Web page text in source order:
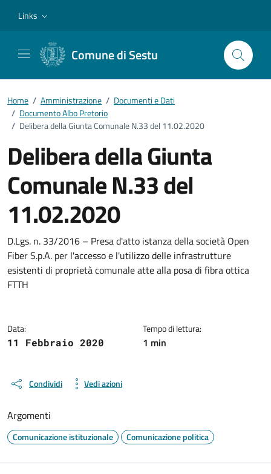
Links
Comune di Sestu
Home / Amministrazione / Documenti e Dati
/ Documento Albo Pretorio
/ Delibera della Giunta Comunale N.33 del 11.02.2020
Delibera della Giunta
Comunale N.33 del
11.02.2020
Dettagli del documento
D.Lgs. n. 33/2016 – Presa d'atto istanza della società Open
Fiber S.p.A. per l'accesso e l'utilizzo delle infrastrutture
esistenti di proprietà comunale atte alla posa di fibra ottica
FTTH
Data:
11 Febbraio 2020
Tempo di lettura:
1 min
Condividi Vedi azioni
Argomenti
Comunicazione istituzionale Comunicazione politica